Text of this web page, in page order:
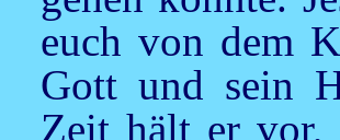
euch von dem
Gott und sein
Zeit hält er vor,